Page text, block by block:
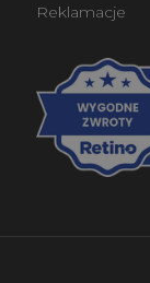
Reklamacje